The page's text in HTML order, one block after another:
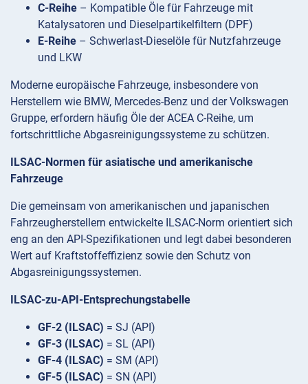
C-Reihe – Kompatible Öle für Fahrzeuge mit
Katalysatoren und Dieselpartikelfiltern (DPF)
E-Reihe – Schwerlast-Dieselöle für Nutzfahrzeuge
und LKW
Moderne europäische Fahrzeuge, insbesondere von
Herstellern wie BMW, Mercedes-Benz und der Volkswagen
Gruppe, erfordern häufig Öle der ACEA C-Reihe, um
fortschrittliche Abgasreinigungssysteme zu schützen.
ILSAC-Normen für asiatische und amerikanische
Fahrzeuge
Die gemeinsam von amerikanischen und japanischen
Fahrzeugherstellern entwickelte ILSAC-Norm orientiert sich
eng an den API-Spezifikationen und legt dabei besonderen
Wert auf Kraftstoffeffizienz sowie den Schutz von
Abgasreinigungssystemen.
ILSAC-zu-API-Entsprechungstabelle
GF-2 (ILSAC) = SJ (API)
GF-3 (ILSAC) = SL (API)
GF-4 (ILSAC) = SM (API)
GF-5 (ILSAC) = SN (API)